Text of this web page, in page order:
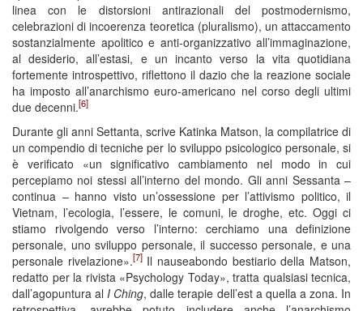
linea con le distorsioni antirazionali del postmodernismo,
celebrazioni di incoerenza teoretica (pluralismo), un attaccamento
sostanzialmente apolitico e anti-organizzativo all’immaginazione,
al desiderio, all’estasi, e un incanto verso la vita quotidiana
fortemente introspettivo, riflettono il dazio che la reazione sociale
ha imposto all’anarchismo euro-americano nel corso degli ultimi
due decenni.[6]
Durante gli anni Settanta, scrive Katinka Matson, la compilatrice di
un compendio di tecniche per lo sviluppo psicologico personale, si
è verificato «un significativo cambiamento nel modo in cui
percepiamo noi stessi all’interno del mondo. Gli anni Sessanta –
continua – hanno visto un’ossessione per l’attivismo politico, il
Vietnam, l’ecologia, l’essere, le comuni, le droghe, etc. Oggi ci
stiamo rivolgendo verso l’interno: cerchiamo una definizione
personale, uno sviluppo personale, il successo personale, e una
personale rivelazione».[7]Il nauseabondo bestiario della Matson,
redatto per la rivista «Psychology Today», tratta qualsiasi tecnica,
dall’agopuntura alI Ching, dalle terapie dell’est a quella a zona. In